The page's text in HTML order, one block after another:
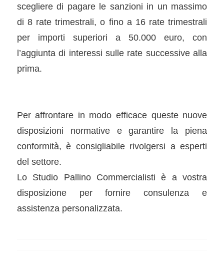
scegliere di pagare le sanzioni in un massimo
di 8 rate trimestrali, o fino a 16 rate trimestrali
per importi superiori a 50.000 euro, con
l’aggiunta di interessi sulle rate successive alla
prima.
Per affrontare in modo efficace queste nuove
disposizioni normative e garantire la piena
conformità, è consigliabile rivolgersi a esperti
del settore.
Lo Studio Pallino Commercialisti è a vostra
disposizione per fornire consulenza e
assistenza personalizzata.